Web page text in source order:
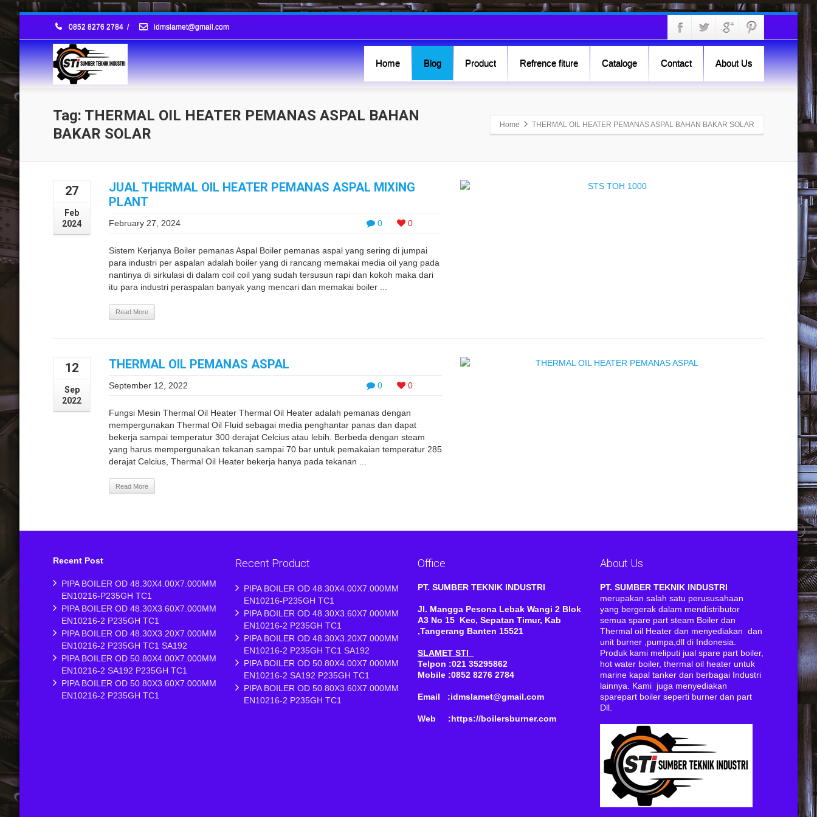
0852 8276 2784 / idmslamet@gmail.com
Home Blog Product Refrence fiture Cataloge Contact About Us
Tag: THERMAL OIL HEATER PEMANAS ASPAL BAHAN
BAKAR SOLAR
Home THERMAL OIL HEATER PEMANAS ASPAL BAHAN BAKAR SOLAR
27
Feb
2024
JUAL THERMAL OIL HEATER PEMANAS ASPAL MIXING
PLANT
0 0
February 27, 2024
Sistem Kerjanya Boiler pemanas Aspal Boiler pemanas aspal yang sering di jumpai
para industri per aspalan adalah boiler yang di rancang memakai media oil yang pada
nantinya di sirkulasi di dalam coil coil yang sudah tersusun rapi dan kokoh maka dari
itu para industri peraspalan banyak yang mencari dan memakai boiler ...
Read More
12
Sep
2022
THERMAL OIL PEMANAS ASPAL
0 0
September 12, 2022
Fungsi Mesin Thermal Oil Heater Thermal Oil Heater adalah pemanas dengan
mempergunakan Thermal Oil Fluid sebagai media penghantar panas dan dapat
bekerja sampai temperatur 300 derajat Celcius atau lebih. Berbeda dengan steam
yang harus mempergunakan tekanan sampai 70 bar untuk pemakaian temperatur 285
derajat Celcius, Thermal Oil Heater bekerja hanya pada tekanan ...
Read More
Recent Post
PIPA BOILER OD 48.30X4.00X7.000MM
EN10216-P235GH TC1
PIPA BOILER OD 48.30X3.60X7.000MM
EN10216-2 P235GH TC1
PIPA BOILER OD 48.30X3.20X7.000MM
EN10216-2 P235GH TC1 SA192
PIPA BOILER OD 50.80X4.00X7.000MM
EN10216-2 SA192 P235GH TC1
PIPA BOILER OD 50.80X3.60X7.000MM
EN10216-2 P235GH TC1
Recent Product
PIPA BOILER OD 48.30X4.00X7.000MM
EN10216-P235GH TC1
PIPA BOILER OD 48.30X3.60X7.000MM
EN10216-2 P235GH TC1
PIPA BOILER OD 48.30X3.20X7.000MM
EN10216-2 P235GH TC1 SA192
PIPA BOILER OD 50.80X4.00X7.000MM
EN10216-2 SA192 P235GH TC1
PIPA BOILER OD 50.80X3.60X7.000MM
EN10216-2 P235GH TC1
Office
PT. SUMBER TEKNIK INDUSTRI
Jl. Mangga Pesona Lebak Wangi 2 Blok
A3 No 15 Kec, Sepatan Timur, Kab
,Tangerang Banten 15521
SLAMET STI
Telpon :021 35295862
Mobile :0852 8276 2784
Email :idmslamet@gmail.com
Web :https://boilersburner.com
About Us
PT. SUMBER TEKNIK INDUSTRI
merupakan salah satu perususahaan
yang bergerak dalam mendistributor
semua spare part steam Boiler dan
Thermal oil Heater dan menyediakan dan
unit burner ,pumpa,dll di Indonesia.
Produk kami meliputi jual spare part boiler,
hot water boiler, thermal oil heater untuk
marine kapal tanker dan berbagai Industri
lainnya. Kami juga menyediakan
sparepart boiler seperti burner dan part
Dll.